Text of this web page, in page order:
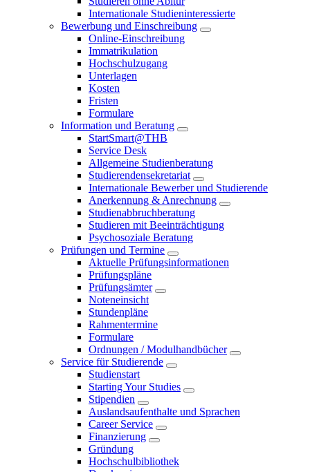
Internationale Studieninteressierte
Bewerbung und Einschreibung
Online-Einschreibung
Immatrikulation
Hochschulzugang
Unterlagen
Kosten
Fristen
Formulare
Information und Beratung
StartSmart@THB
Service Desk
Allgemeine Studienberatung
Studierendensekretariat
Internationale Bewerber und Studierende
Anerkennung & Anrechnung
Studienabbruchberatung
Studieren mit Beeinträchtigung
Psychosoziale Beratung
Prüfungen und Termine
Aktuelle Prüfungsinformationen
Prüfungspläne
Prüfungsämter
Noteneinsicht
Stundenpläne
Rahmentermine
Formulare
Ordnungen / Modulhandbücher
Service für Studierende
Studienstart
Starting Your Studies
Stipendien
Auslandsaufenthalte und Sprachen
Career Service
Finanzierung
Gründung
Hochschulbibliothek